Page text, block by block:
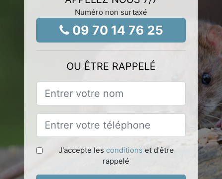
Numéro non surtaxé
09 70 14 76 25
OU ÊTRE RAPPELÉ
J'accepte les conditions et d'être
rappelé